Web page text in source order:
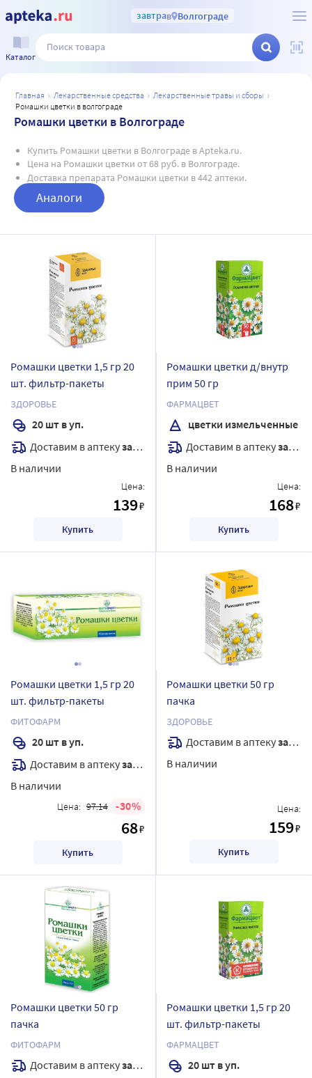
завтрав Волгограде
Каталог
главная лекарственные средства
лекарственные травы и сборы
ромашки цветки в волгограде
Ромашки цветки в Волгограде
Купить Ромашки цветки в Волгограде в Apteka.ru.
Цена на Ромашки цветки от 68 руб. в Волгограде.
Доставка препарата Ромашки цветки в 442 аптеки.
Аналоги
Ромашки цветки 1,5 гр 20
шт. фильтр-пакеты
ЗДОРОВЬЕ
20 шт в уп.
Доставим в аптекузавтра
В наличии
Цена:
139₽
Купить
Ромашки цветки д/внутр
прим 50 гр
ФАРМАЦВЕТ
цветки измельченные
Доставим в аптекузавтра
В наличии
Цена:
168₽
Купить
Ромашки цветки 1,5 гр 20
шт. фильтр-пакеты
ФИТОФАРМ
20 шт в уп.
Доставим в аптекузавтра
В наличии
Цена: 97.14 30
68₽
Купить
Ромашки цветки 50 гр
пачка
ЗДОРОВЬЕ
Доставим в аптекузавтра
В наличии
Цена:
159₽
Купить
Ромашки цветки 50 гр
пачка
ФИТОФАРМ
Доставим в аптекузавтра
Ромашки цветки 1,5 гр 20
шт. фильтр-пакеты
ФАРМАЦВЕТ
20 шт в уп.